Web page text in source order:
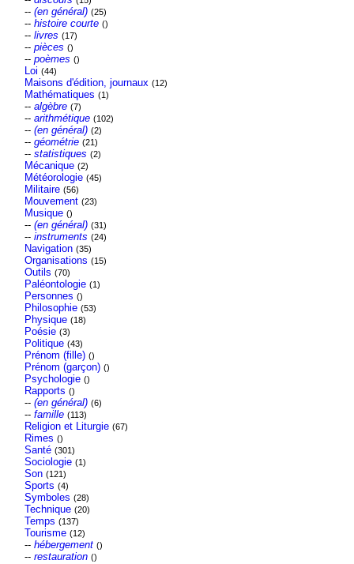
-- (en général) (25)
-- histoire courte ()
-- livres (17)
-- pièces ()
-- poèmes ()
Loi (44)
Maisons d'édition, journaux (12)
Mathématiques (1)
-- algèbre (7)
-- arithmétique (102)
-- (en général) (2)
-- géométrie (21)
-- statistiques (2)
Mécanique (2)
Météorologie (45)
Militaire (56)
Mouvement (23)
Musique ()
-- (en général) (31)
-- instruments (24)
Navigation (35)
Organisations (15)
Outils (70)
Paléontologie (1)
Personnes ()
Philosophie (53)
Physique (18)
Poésie (3)
Politique (43)
Prénom (fille) ()
Prénom (garçon) ()
Psychologie ()
Rapports ()
-- (en général) (6)
-- famille (113)
Religion et Liturgie (67)
Rimes ()
Santé (301)
Sociologie (1)
Son (121)
Sports (4)
Symboles (28)
Technique (20)
Temps (137)
Tourisme (12)
-- hébergement ()
-- restauration ()